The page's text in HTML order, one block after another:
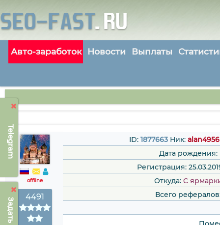
Telegram
Авто-заработок Новости Выплаты
offline
4491
ID: 1877663 Ник: alan4956
Дата рождения:
Регистрация:
Откуда: C
Всего